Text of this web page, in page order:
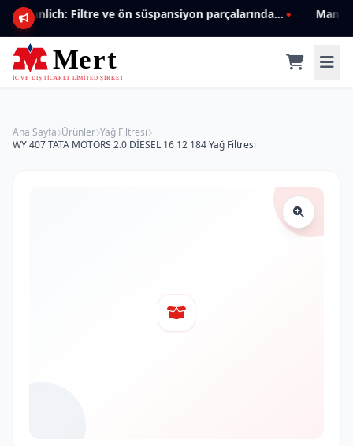
Mannlich: Filtre ve ön süspansiyon parçalarında genişleyen ürün yelpazesiyle kalite ve güven.
Ana Sayfa Ürünler Yağ Filtresi
WY 407 TATA MOTORS 2.0 DİESEL 16 12 184 Yağ Filtresi